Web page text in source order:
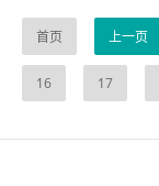
首页 上一页
16 17